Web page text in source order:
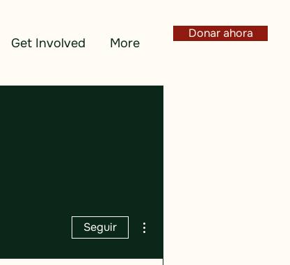
Get Involved More
Donar ahora
Seguir